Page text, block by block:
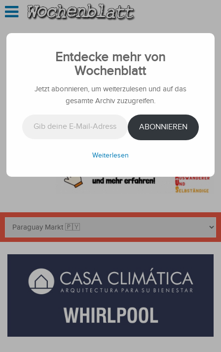
Entdecke mehr von
Wochenblatt
Jetzt abonnieren, um weiterzulesen und auf das
gesamte Archiv zuzugreifen.
ABONNIEREN
Weiterlesen